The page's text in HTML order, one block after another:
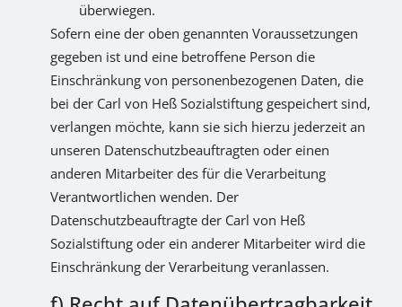
überwiegen.
Sofern eine der oben genannten Voraussetzungen
gegeben ist und eine betroffene Person die
Einschränkung von personenbezogenen Daten, die
bei der Carl von Heß Sozialstiftung gespeichert sind,
verlangen möchte, kann sie sich hierzu jederzeit an
unseren Datenschutzbeauftragten oder einen
anderen Mitarbeiter des für die Verarbeitung
Verantwortlichen wenden. Der
Datenschutzbeauftragte der Carl von Heß
Sozialstiftung oder ein anderer Mitarbeiter wird die
Einschränkung der Verarbeitung veranlassen.